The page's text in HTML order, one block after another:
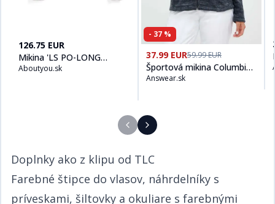
126.75 EUR
Mikina 'LS PO-LONG
SLEEVE-KNIT'
Aboutyou.sk
Kúpiť produt Mikina 'LS PO-LONG SLEEVE-KNIT'naAboutyou.sk
- 37 %
37.99 EUR59.99 EUR
Športová mikina Columbia
Fast Trek Printed čierna
Answear.sk
Kúpiť produtŠportová mikina
Doplnky ako z klipu od TLC​​​​‌ ‍ ​‍​‍‌‍ ‌ ​‍‌‍‍‌‌‍‌ ‌‍‍‌‌‍ ‍​‍​‍​ ‍‍​‍​‍‌ ​ ‌‍​‌‌‍ ‍‌‍‍‌‌ ‌​‌ ‍‌​‍ ‍‌‍‍‌‌‍ ​‍​‍​‍ ​​‍​‍‌‍‍​‌ ​‍‌‍‌‌‌‍‌‍​‍​‍​ ‍‍​‍​‍‌‍‍​‌ ‌​‌ ‌​‌ ​​​ ‍‍​‍ ​‍ ‌‍ ​‌‍ ‌‍​ ‌‍​‌‌‍ ​‌‍‍​‌‍ ‌ ​ ‌ ‌​​ ‍‍​ ​ ​ ​​​ ​​​ ​​​‍ ‌ ​ ‌ ‌​‌ ‌‌‌‍‌​‌‍‍‌‌‍ ​‍ ‌‍‍‌‌‍ ‍‌ ‌​‌‍‌‌‌‍ ‍‌ ‌​​‍ ‌‍‌‌‌‍‌​‌‍‍‌‌ ‌​​‍ ‌‍ ‌‌‍ ‌‍‌​‌‍‌‌​ ‌‌ ​​‌ ​‍‌‍‌‌‌ ​ ‌‍‌‌‌‍ ‍‌ ‌​‌‍​‌‌ ‌​‌‍‍‌‌‍ ‌‍ ‍​ ‍ ‌‍‍‌‌‍‌​​ ‌​ ​‍‌‍​ ‌‍​ ‌‍‌​​ ‍​​ ‍​​ ‌‌​ ​‌​‍ ‌​ ‍​​ ​ ‌‍​‌​ ​‌​‍ ‌​ ‌​‌‍‌​​ ​‌​ ​‍​‍ ‌‌‍​‌‌‍​‌​ ​​​ ​​​‍ ‌​ ‍‌​ ‌ ​ ​‌‌‍​ ​ ​‌​ ​‌‌‍​‍‌‍‌​​ ​‍‌‍‌​‌‍‌‍​ ‌ ​ ‍ ‌ ‌​‌ ‍‌‌ ​​‌‍‌‌​ ‌‌ ​​‌‍ ‌ ​ ‌ ‌​​ ‍ ‌ ​​‌‍​‌‌ ‌​‌‍‍​​ ‌‌‍​ ‌‍ ‌‍ ‍‌ ‌​‌‍‌‌‌‍ ‍‌ ‌​​‍‌‌​ ‌‌‌​​‍‌‌ ‌‍‍ ‌‍‌‌‌ ‍‌​‍‌‌​ ​ ‌​‌​​‍‌‌​ ​ ‌​‌​​‍‌‌​ ​‍​ ​‍​ ‍​​ ​ ​ ‌​​ ‍​​ ​‌‌‍​‌‌‍​‍​ ‌‍​ ​‍​ ‌​​ ​​​ ‌ ​‍‌‌​ ​‍​ ​‍​‍‌‌​ ‌‌‌​‌​​‍ ‍‌‍​ ‌‍‍​‌‍‍‌‌‍ ​‌‍‌​‌ ​‍‌‍‌‌‌‍ ‍​‍‌‌​ ‌‌‌​​‍‌‌ ‌‍‍ ‌‍‌‌‌ ‍‌​‍‌‌​ ​ ‌​‌​​‍‌‌​ ​ ‌​‌​​‍‌‌​ ​‍​ ​‍‌‍‌‍​ ​ ​ ‍‌​ ‌​​ ​‌​ ​​‌‍​ ​ ‍​​ ‍‌‌‍​ ‌‍​‌​ ‌ ​‍‌‌​ ​‍​ ​‍​‍‌‌​ ‌‌‌​‌​​‍ ‍‌ ‌​‌‍‌‌‌ ‍​‌ ‌​​ ‌‍​‍‌‍​‌‌ ​ ‌‍‌‌‌‌‌‌‌ ​‍‌‍ ​​ ‌‌‍‍​‌ ‌​‌ ‌​‌ ​​​‍‌‌​ ​ ‌​​‌​‍‌‌​ ​‍‌​‌‍​‍‌‌​ ​‍‌​‌‍‌‍ ​‌‍ ‌‍​ ‌‍​‌‌‍ ​‌‍‍​‌‍ ‌ ​ ‌ ‌​​‍‌‌​ ​ ‌​​‌​ ​ ​ ​​​ ​​​ ​​​‍‌‌​ ​‍‌​‌‍‌ ​ ‌ ‌​‌ ‌‌‌‍‌​‌‍‍‌‌‍ ​‍‌‍‌‍‍‌‌‍‌​​ ‌​ ​‍‌‍​ ‌‍​ ‌‍‌​​ ‍​​ ‍​​ ‌‌​ ​‌​‍ ‌​ ‍​​ ​ ‌‍​‌​ ​‌​‍ ‌​ ‌​‌‍‌​​ ​‌​ ​‍​‍ ‌‌‍​‌‌‍​‌​ ​​​ ​​​‍ ‌​ ‍‌​ ‌ ​ ​‌‌‍​ ​ ​‌​ ​‌‌‍​‍‌‍‌​​ ​‍‌‍‌​‌‍‌‍​ ‌ ​‍‌‍‌ ‌​‌ ‍‌‌ ​​‌‍‌‌​ ‌‌ ​​‌‍ ‌ ​ ‌ ‌​​‍‌‍‌ ​​‌‍​‌‌ ‌​‌‍‍​​ ‌‌‍​ ‌‍ ‌‍ ‍‌ ‌​‌‍‌‌‌‍ ‍‌ ‌​​‍‌‌​ ‌‌‌​​‍‌‌ ‌‍‍ ‌‍‌‌‌ ‍‌​‍‌‌​ ​ ‌​‌​​‍‌‌​ ​ ‌​‌​​‍‌‌​ ​‍​ ​‍​ ‍​​ ​ ​ ‌​​ ‍​​ ​‌‌‍​‌‌‍​‍​ ‌‍​ ​‍​ ‌​​ ​​​ ‌ ​‍‌‌​ ​‍​ ​‍​‍‌‌​ ‌‌‌​‌​​‍ ‍‌‍​ ‌‍‍​‌‍‍‌‌‍ ​‌‍‌​‌ ​‍‌‍‌‌‌‍ ‍​‍‌‌​ ‌‌‌​​‍‌‌ ‌‍‍ ‌‍‌‌‌ ‍‌​‍‌‌​ ​ ‌​‌​​‍‌‌​ ​ ‌​‌​​‍‌‌​ ​‍​ ​‍‌‍‌‍​ ​ ​ ‍‌​ ‌​​ ​‌​ ​​‌‍​ ​ ‍​​ ‍‌‌‍​ ‌‍​‌​ ‌ ​‍‌‌​ ​‍​ ​‍​‍‌‌​ ‌‌‌​‌​​‍ ‍‌ ‌​‌‍‌‌‌ ‍​‌ ‌​​‍‌‍‌ ​​‌‍‌‌‌ ​‍‌ ​ ‌ ​​‌‍‌‌‌‍​ ‌ ‌​‌‍‍‌‌ ‌‍‌‍‌‌​ ‌‌ ​​‌ ‌‌‌‍​‍‌‍ ​‌‍‍‌‌ ​ ‌‍‍​‌‍‌‌‌‍‌​​‍​‍‌ ‌
Farebné štipce do vlasov, náhrdelníky s
príveskami, šiltovky a okuliare s farebnými